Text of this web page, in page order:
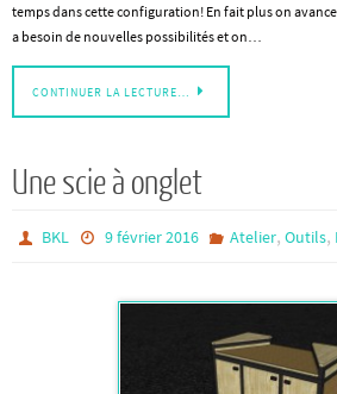
temps dans cette configuration! En fait plus on
a besoin de nouvelles possibilités et on…
CONTINUER LA LECTURE…
Une scie à onglet
BKL 9 février 2016 Atelier, Outils,